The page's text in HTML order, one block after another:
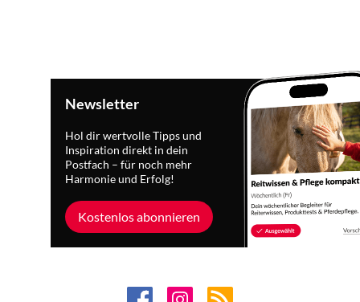
Newsletter
Hol dir wertvolle Tipps und
Inspiration direkt in dein
Postfach – für noch mehr
Harmonie und Erfolg!
Kostenlos abonnieren